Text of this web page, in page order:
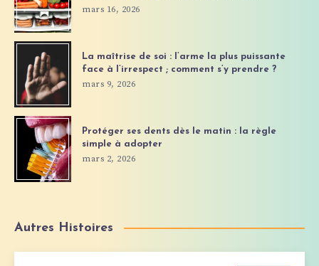
mars 16, 2026
La maîtrise de soi : l’arme la plus puissante
face à l’irrespect ; comment s’y prendre ?
mars 9, 2026
Protéger ses dents dès le matin : la règle
simple à adopter
mars 2, 2026
Autres Histoires